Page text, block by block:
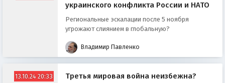
украинского конфликта России и НАТО
Региональные эскалации после 5 ноября
угрожают слиянием в глобальную?
Владимир Павленко
13.10.24 20:33 Третья мировая война неизбежна?